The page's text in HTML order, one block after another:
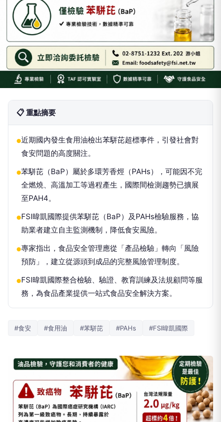
📋 重點摘要
●近期國內發生食用油檢出苯駢芘超標事件，引發社會對
食安問題的高度關注。
●苯駢芘（BaP）屬於多環芳香烴（PAHs），可能因不完
全燃燒、高溫加工等過程產生，國際間檢測趨勢已擴展
至PAH4。
●FSI暐凱國際提供苯駢芘（BaP）及PAHs檢驗服務，協
助業者建立自主監測機制，降低食安風險。
●專家指出，食品安全管理應從「產品檢驗」轉向「風險
預防」，建立從源頭到成品的完整風險管理制度。
●FSI暐凱國際整合檢驗、驗證、教育訓練及法規顧問等服
務，為食品產業提供一站式食品安全解決方案。
#食安 #食用油 #苯駢芘 #PAHs #FSI暐凱國際